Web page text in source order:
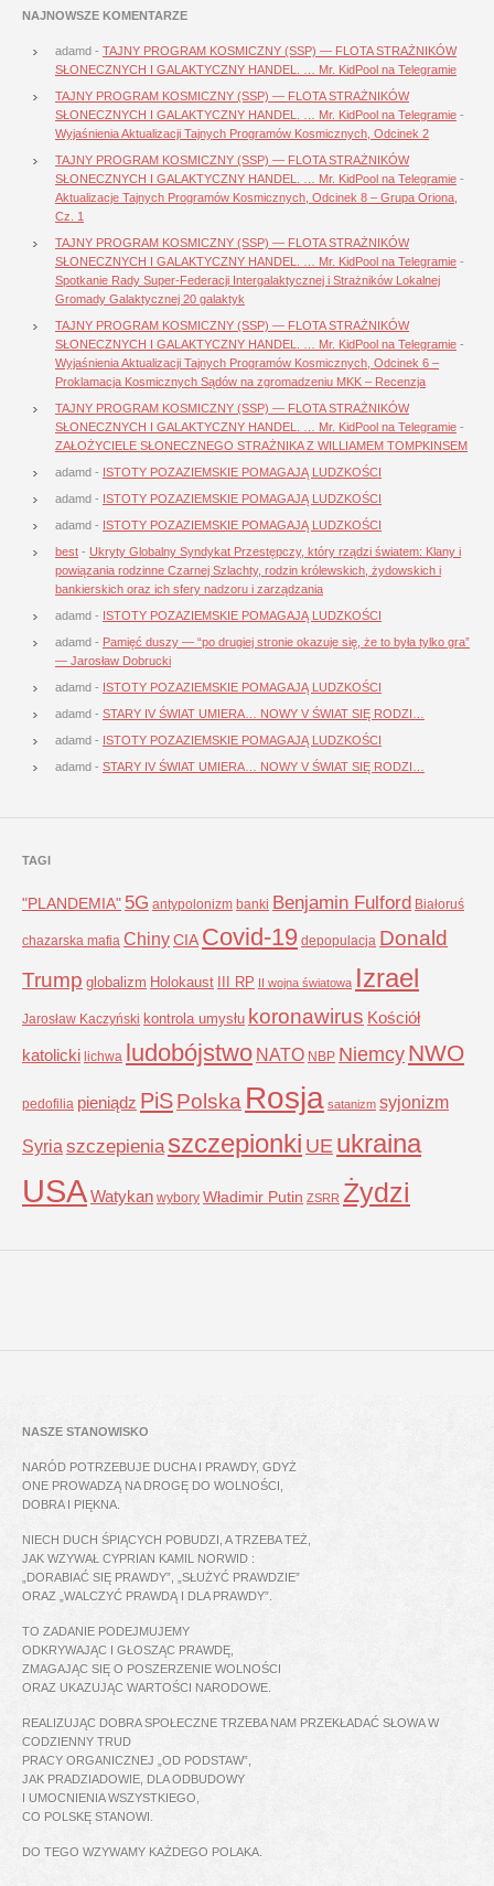
NAJNOWSZE KOMENTARZE
adamd - TAJNY PROGRAM KOSMICZNY (SSP) — FLOTA STRAŻNIKÓW
SŁONECZNYCH I GALAKTYCZNY HANDEL. … Mr. KidPool na Telegramie
TAJNY PROGRAM KOSMICZNY (SSP) — FLOTA STRAŻNIKÓW
SŁONECZNYCH I GALAKTYCZNY HANDEL. … Mr. KidPool na Telegramie -
Wyjaśnienia Aktualizacji Tajnych Programów Kosmicznych, Odcinek 2
TAJNY PROGRAM KOSMICZNY (SSP) — FLOTA STRAŻNIKÓW
SŁONECZNYCH I GALAKTYCZNY HANDEL. … Mr. KidPool na Telegramie -
Aktualizacje Tajnych Programów Kosmicznych, Odcinek 8 – Grupa Oriona,
Cz. 1
TAJNY PROGRAM KOSMICZNY (SSP) — FLOTA STRAŻNIKÓW
SŁONECZNYCH I GALAKTYCZNY HANDEL. … Mr. KidPool na Telegramie -
Spotkanie Rady Super-Federacji Intergalaktycznej i Strażników Lokalnej
Gromady Galaktycznej 20 galaktyk
TAJNY PROGRAM KOSMICZNY (SSP) — FLOTA STRAŻNIKÓW
SŁONECZNYCH I GALAKTYCZNY HANDEL. … Mr. KidPool na Telegramie -
Wyjaśnienia Aktualizacji Tajnych Programów Kosmicznych, Odcinek 6 –
Proklamacja Kosmicznych Sądów na zgromadzeniu MKK – Recenzja
TAJNY PROGRAM KOSMICZNY (SSP) — FLOTA STRAŻNIKÓW
SŁONECZNYCH I GALAKTYCZNY HANDEL. … Mr. KidPool na Telegramie -
ZAŁOŻYCIELE SŁONECZNEGO STRAŻNIKA Z WILLIAMEM TOMPKINSEM
adamd - ISTOTY POZAZIEMSKIE POMAGAJĄ LUDZKOŚCI
adamd - ISTOTY POZAZIEMSKIE POMAGAJĄ LUDZKOŚCI
adamd - ISTOTY POZAZIEMSKIE POMAGAJĄ LUDZKOŚCI
best - Ukryty Globalny Syndykat Przestępczy, który rządzi światem: Klany i
powiązania rodzinne Czarnej Szlachty, rodzin królewskich, żydowskich i
bankierskich oraz ich sfery nadzoru i zarządzania
adamd - ISTOTY POZAZIEMSKIE POMAGAJĄ LUDZKOŚCI
adamd - Pamięć duszy — “po drugiej stronie okazuje się, że to była tylko gra”
— Jarosław Dobrucki
adamd - ISTOTY POZAZIEMSKIE POMAGAJĄ LUDZKOŚCI
adamd - STARY IV ŚWIAT UMIERA… NOWY V ŚWIAT SIĘ RODZI…
adamd - ISTOTY POZAZIEMSKIE POMAGAJĄ LUDZKOŚCI
adamd - STARY IV ŚWIAT UMIERA… NOWY V ŚWIAT SIĘ RODZI…
TAGI
"PLANDEMIA" 5G antypolonizm banki Benjamin Fulford Białoruś
chazarska mafia ChinyCIA Covid-19 depopulacja Donald
Trump globalizm Holokaust III RP II wojna światowa Izrael
Jarosław Kaczyński kontrola umysłu koronawirus Kościół
katolicki lichwa ludobójstwo NATO NBP NiemcyNWO
pedofilia pieniądz PiSPolska Rosja satanizm syjonizm
Syria szczepienia szczepionki UEukraina
USAWatykan wybory Władimir Putin ZSRR Żydzi
NASZE STANOWISKO
NARÓD POTRZEBUJE DUCHA I PRAWDY, GDYŻ
ONE PROWADZĄ NA DROGĘ DO WOLNOŚCI,
DOBRA I PIĘKNA.
NIECH DUCH ŚPIĄCYCH POBUDZI, A TRZEBA TEŻ,
JAK WZYWAŁ CYPRIAN KAMIL NORWID :
„DORABIAĆ SIĘ PRAWDY”, „SŁUŻYĆ PRAWDZIE”
ORAZ „WALCZYĆ PRAWDĄ I DLA PRAWDY”.
TO ZADANIE PODEJMUJEMY
ODKRYWAJĄC I GŁOSZĄC PRAWDĘ,
ZMAGAJĄC SIĘ O POSZERZENIE WOLNOŚCI
ORAZ UKAZUJĄC WARTOŚCI NARODOWE.
REALIZUJĄC DOBRA SPOŁECZNE TRZEBA NAM PRZEKŁADAĆ SŁOWA W
CODZIENNY TRUD
PRACY ORGANICZNEJ „OD PODSTAW”,
JAK PRADZIADOWIE, DLA ODBUDOWY
I UMOCNIENIA WSZYSTKIEGO,
CO POLSKĘ STANOWI.
DO TEGO WZYWAMY KAŻDEGO POLAKA.